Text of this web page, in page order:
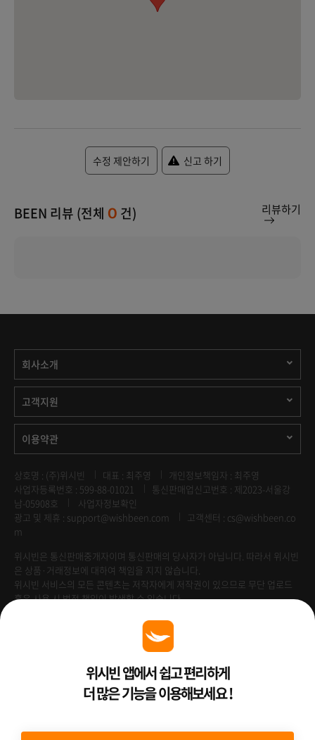
수정 제안하기 신고 하기
BEEN 리뷰 (전체 0 건) 리뷰하기
회사소개
고객지원
이용약관
상호명 : (주)위시빈 대표 : 최주영
개인정보책임자 : 최주영
사업자등록번호 : 599-88-01021
통신판매업신고번호 : 제2023-서울강
남-05908호
사업자정보확인
광고 및 제휴 : support@wishbeen.com
고객센터 : cs@wishbeen.co
m
위시빈은 통신판매중개자이며 통신판매의 당사자가 아닙니다. 따라서 위시빈
은 상품·거래정보에 대하여 책임을 지지 않습니다.
위시빈 서비스의 모든 콘텐츠는 저작자에게 저작권이 있으므로 무단 업로드
혹은 사용 시 법적 책임이 발생할 수 있습니다.
Venture Enterprise위시빈 앱에서 쉽고 편리하게
더 많은 기능을 이용해보세요 !